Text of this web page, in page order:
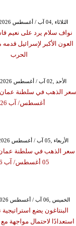
GMT 14:18 2026 الثلاثاء ,04 آب / أغسطس
نواف سلام يرد على نعيم
العون الأكبر لإسرائيل قدمه
الحرب
GMT 09:59 2026 الأحد ,02 آب / أغسطس
أغسطس/ آب 2026
GMT 06:35 2026 الأربعاء ,05 آب / أغسطس
سعر الذهب في سلطنة عمان
05 أغسطس/ آب 2026
GMT 16:03 2026 الخميس ,06 آب / أغسطس
البنتاغون يضع
استعدادًا لاحتمال مواجهة